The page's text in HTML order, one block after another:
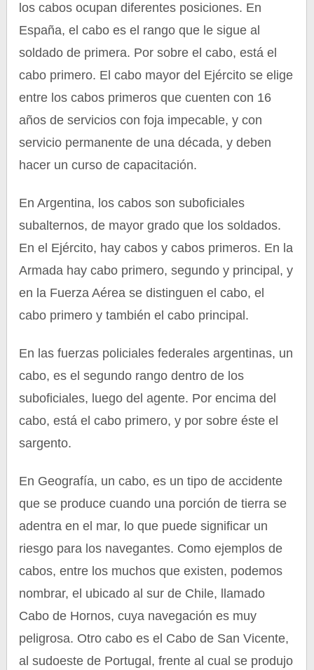
los cabos ocupan diferentes posiciones. En
España, el cabo es el rango que le sigue al
soldado de primera. Por sobre el cabo, está el
cabo primero. El cabo mayor del Ejército se elige
entre los cabos primeros que cuenten con 16
años de servicios con foja impecable, y con
servicio permanente de una década, y deben
hacer un curso de capacitación.
En Argentina, los cabos son suboficiales
subalternos, de mayor grado que los soldados.
En el Ejército, hay cabos y cabos primeros. En la
Armada hay cabo primero, segundo y principal, y
en la Fuerza Aérea se distinguen el cabo, el
cabo primero y también el cabo principal.
En las fuerzas policiales federales argentinas, un
cabo, es el segundo rango dentro de los
suboficiales, luego del agente. Por encima del
cabo, está el cabo primero, y por sobre éste el
sargento.
En Geografía, un cabo, es un tipo de accidente
que se produce cuando una porción de tierra se
adentra en el mar, lo que puede significar un
riesgo para los navegantes. Como ejemplos de
cabos, entre los muchos que existen, podemos
nombrar, el ubicado al sur de Chile, llamado
Cabo de Hornos, cuya navegación es muy
peligrosa. Otro cabo es el Cabo de San Vicente,
al sudoeste de Portugal, frente al cual se produjo